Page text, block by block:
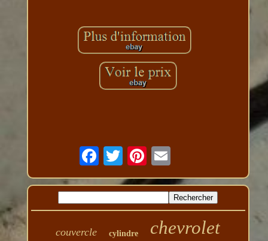
couvercle cylindre chevrolet